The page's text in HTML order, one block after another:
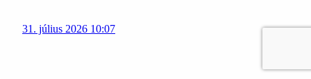
31. július 2026 10:07